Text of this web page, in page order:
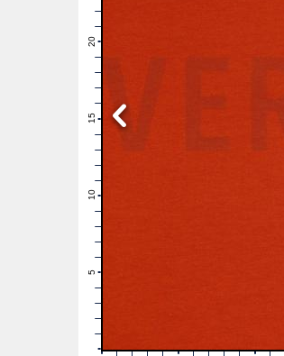
10
11
12
13
14
15
16
17
18
19
20
21
22
1 2 3 4 6 7 8 9 11